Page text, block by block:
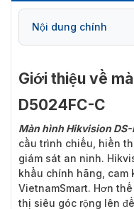
Nội dung chính
Giới thiệu về
D5024FC-C
Màn hình Hikvision
cầu trình chiếu, hiển
giám sát an ninh.
khẩu chính hãng, cam
VietnamSmart. Hơn
thị siêu góc rộng lên